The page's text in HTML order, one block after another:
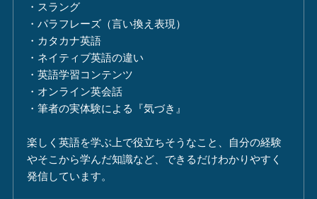
・スラング
・パラフレーズ（言い換え表現）
・カタカナ英語
・ネイティブ英語の違い
・英語学習コンテンツ
・オンライン英会話
・筆者の実体験による『気づき』
楽しく英語を学ぶ上で役立ちそうなこと、自分の経験
やそこから学んだ知識など、できるだけわかりやすく
発信しています。